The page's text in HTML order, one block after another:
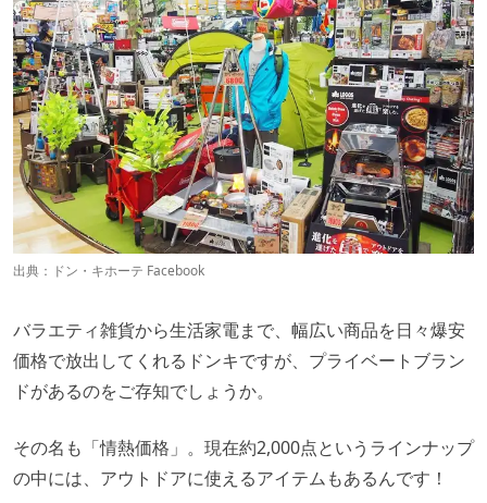
出典： ドン・キホーテ Facebook
バラエティ雑貨から生活家電まで、幅広い商品を日々爆安
価格で放出してくれるドンキですが、プライベートブラン
ドがあるのをご存知でしょうか。
その名も「情熱価格」。現在約2,000点というラインナップ
の中には、アウトドアに使えるアイテムもあるんです！